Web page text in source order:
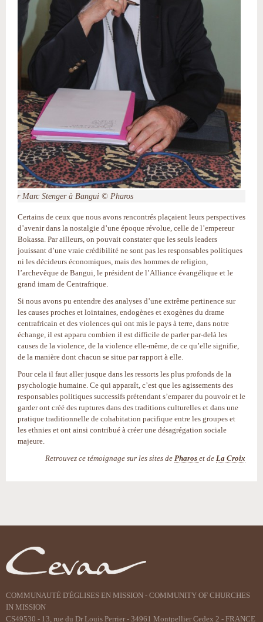
Mgr Marc Stenger à Bangui © Pharos
Certains de ceux que nous avons rencontrés plaçaient leurs perspectives
d’avenir dans la nostalgie d’une époque révolue, celle de l’empereur
Bokassa. Par ailleurs, on pouvait constater que les seuls leaders
jouissant d’une vraie crédibilité ne sont pas les responsables politiques
ni les décideurs économiques, mais des hommes de religion,
l’archevêque de Bangui, le président de l’Alliance évangélique et le
grand imam de Centrafrique.
Si nous avons pu entendre des analyses d’une extrême pertinence sur
les causes proches et lointaines, endogènes et exogènes du drame
centrafricain et des violences qui ont mis le pays à terre, dans notre
échange, il est apparu combien il est difficile de parler par-delà les
causes de la violence, de la violence elle-même, de ce qu’elle signifie,
de la manière dont chacun se situe par rapport à elle.
Pour cela il faut aller jusque dans les ressorts les plus profonds de la
psychologie humaine. Ce qui apparaît, c’est que les agissements des
responsables politiques successifs prétendant s’emparer du pouvoir et le
garder ont créé des ruptures dans des traditions culturelles et dans une
pratique traditionnelle de cohabitation pacifique entre les groupes et
les ethnies et ont ainsi contribué à créer une désagrégation sociale
majeure.
Retrouvez ce témoignage sur les sites de Pharos et de La Croix
document
COMMUNAUTÉ D'ÉGLISES EN MISSION - COMMUNITY OF CHURCHES
IN MISSION
CS49530 - 13, rue du Dr Louis Perrier - 34961 Montpellier Cedex 2 - FRANCE